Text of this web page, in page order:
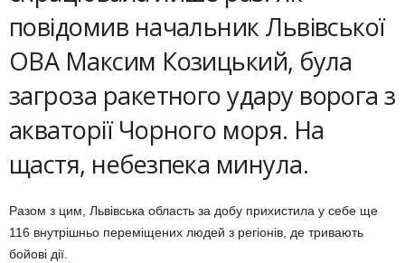
повідомив начальник Львівської
ОВА Максим Козицький, була
загроза ракетного удару ворога з
акваторії Чорного моря. На
щастя, небезпека минула.
Разом з цим, Львівська область за добу прихистила у себе ще
116 внутрішньо переміщених людей з регіонів, де тривають
бойові дії.